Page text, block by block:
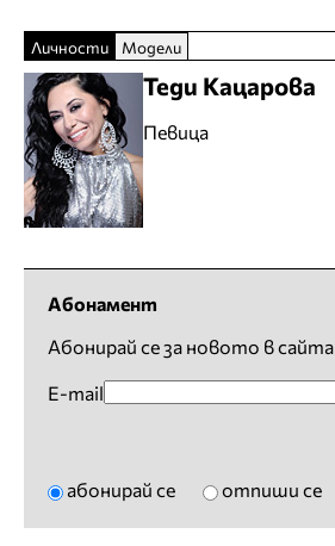
Личности Модели
Теди Кацарова
Певица
Абонамент
Абонирай се за новото в сайта
E-mail
абонирай се отпиши се